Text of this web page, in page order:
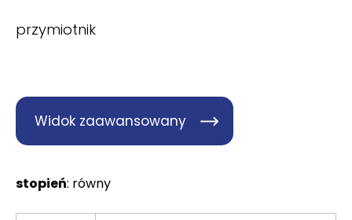
przymiotnik
Widok zaawansowany
stopień: równy